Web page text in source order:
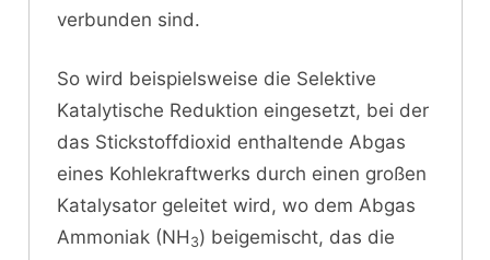
verbunden sind.
So wird beispielsweise die Selektive
Katalytische Reduktion eingesetzt, bei der
das Stickstoffdioxid enthaltende Abgas
eines Kohlekraftwerks durch einen großen
Katalysator geleitet wird, wo dem Abgas
Ammoniak (NH 3) beigemischt, das die